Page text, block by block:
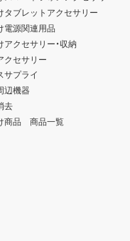
タブレットアクセサリー
電源関連用品
アクセサリー・収納
クセサリー
サプライ
辺機器
去
商品 商品一覧